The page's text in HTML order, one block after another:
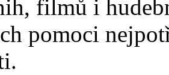
filmů i
pomoci